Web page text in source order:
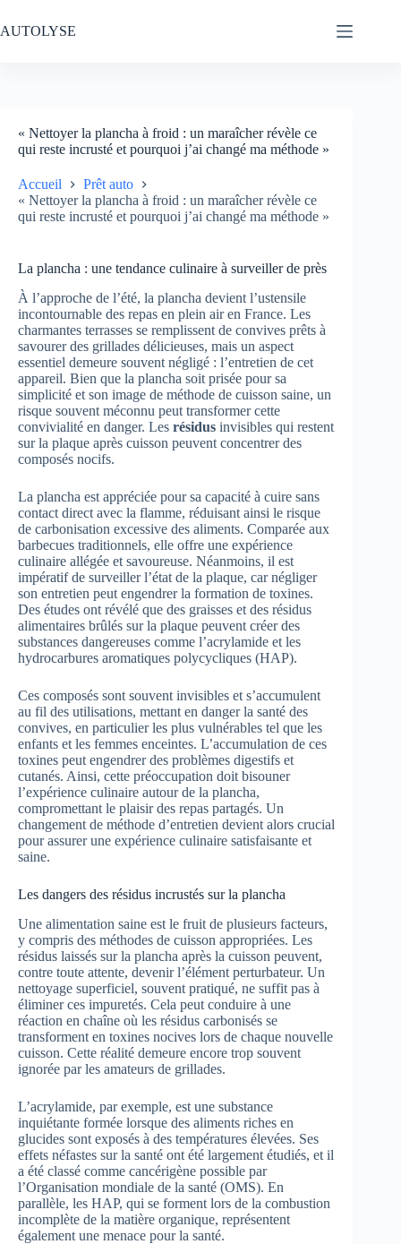
au
contenu
AUTOLYSE
« Nettoyer la plancha à froid : un maraîcher révèle ce
qui reste incrusté et pourquoi j’ai changé ma méthode »
Accueil
Prêt auto
« Nettoyer la plancha à froid : un maraîcher révèle ce
qui reste incrusté et pourquoi j’ai changé ma méthode »
La plancha : une tendance culinaire à surveiller de près
À l’approche de l’été, la plancha devient l’ustensile
incontournable des repas en plein air en France. Les
charmantes terrasses se remplissent de convives prêts à
savourer des grillades délicieuses, mais un aspect
essentiel demeure souvent négligé : l’entretien de cet
appareil. Bien que la plancha soit prisée pour sa
simplicité et son image de méthode de cuisson saine, un
risque souvent méconnu peut transformer cette
convivialité en danger. Les résidus invisibles qui restent
sur la plaque après cuisson peuvent concentrer des
composés nocifs.
La plancha est appréciée pour sa capacité à cuire sans
contact direct avec la flamme, réduisant ainsi le risque
de carbonisation excessive des aliments. Comparée aux
barbecues traditionnels, elle offre une expérience
culinaire allégée et savoureuse. Néanmoins, il est
impératif de surveiller l’état de la plaque, car négliger
son entretien peut engendrer la formation de toxines.
Des études ont révélé que des graisses et des résidus
alimentaires brûlés sur la plaque peuvent créer des
substances dangereuses comme l’acrylamide et les
hydrocarbures aromatiques polycycliques (HAP).
Ces composés sont souvent invisibles et s’accumulent
au fil des utilisations, mettant en danger la santé des
convives, en particulier les plus vulnérables tel que les
enfants et les femmes enceintes. L’accumulation de ces
toxines peut engendrer des problèmes digestifs et
cutanés. Ainsi, cette préoccupation doit bisouner
l’expérience culinaire autour de la plancha,
compromettant le plaisir des repas partagés. Un
changement de méthode d’entretien devient alors crucial
pour assurer une expérience culinaire satisfaisante et
saine.
Les dangers des résidus incrustés sur la plancha
Une alimentation saine est le fruit de plusieurs facteurs,
y compris des méthodes de cuisson appropriées. Les
résidus laissés sur la plancha après la cuisson peuvent,
contre toute attente, devenir l’élément perturbateur. Un
nettoyage superficiel, souvent pratiqué, ne suffit pas à
éliminer ces impuretés. Cela peut conduire à une
réaction en chaîne où les résidus carbonisés se
transforment en toxines nocives lors de chaque nouvelle
cuisson. Cette réalité demeure encore trop souvent
ignorée par les amateurs de grillades.
L’acrylamide, par exemple, est une substance
inquiétante formée lorsque des aliments riches en
glucides sont exposés à des températures élevées. Ses
effets néfastes sur la santé ont été largement étudiés, et il
a été classé comme cancérigène possible par
l’Organisation mondiale de la santé (OMS). En
parallèle, les HAP, qui se forment lors de la combustion
incomplète de la matière organique, représentent
également une menace pour la santé.